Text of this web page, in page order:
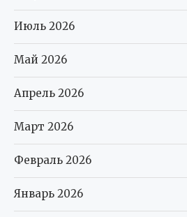
Июль 2026
Май 2026
Апрель 2026
Март 2026
Февраль 2026
Январь 2026